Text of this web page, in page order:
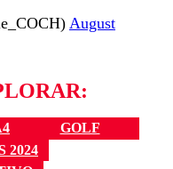
August
GOLF
2024